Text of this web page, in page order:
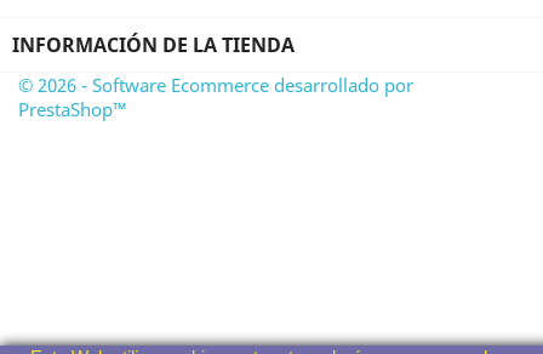
INFORMACIÓN DE LA TIENDA
© 2026 - Software Ecommerce desarrollado por
PrestaShop™